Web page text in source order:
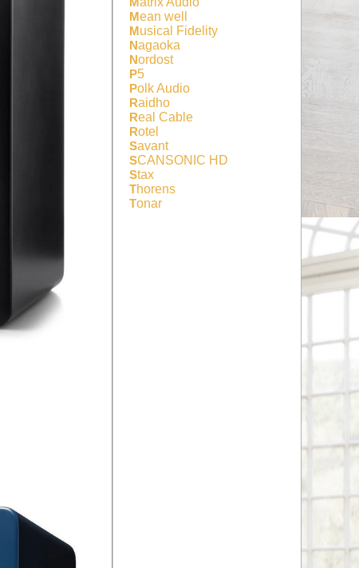
Mean well
Musical Fidelity
Nagaoka
Nordost
P5
Polk Audio
Raidho
Real Cable
Rotel
Savant
SCANSONIC HD
Stax
Thorens
Tonar